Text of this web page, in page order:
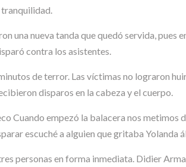
una nueva tanda que quedó servida,
contra los asistentes.
de terror. Las víctimas no lograron
disparos en la cabeza y el cuerpo.
Cuando empezó la balacera nos
escuché a alguien que gritaba Yolanda
personas en forma inmediata. Didier